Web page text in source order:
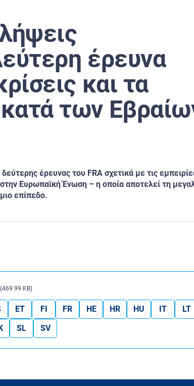
έρευνα
και τα
των
έρευνας του FRA σχετικά με τις
στην Ευρωπαϊκή Ένωση – η οποία αποτελεί τη
επίπεδο.
(469.99 KB)
ET FI FR HE HR HU IT
LT
SL SV